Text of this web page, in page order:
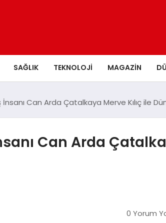
SAĞLIK TEKNOLOJI MAGAZIN
Can Arda Çatalkaya Merve Kılıç ile
Can Arda
0 Yorum